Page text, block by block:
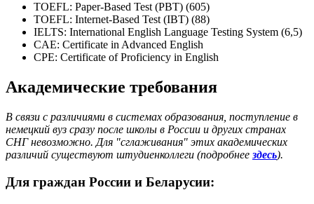
TOEFL: Paper-Based Test (PBT) (605)
TOEFL: Internet-Based Test (IBT) (88)
IELTS: International English Language Testing System (6,5)
CAE: Certificate in Advanced English
CPE: Certificate of Proficiency in English
Академические требования
В связи с различиями в системах образования, поступление в
немецкий вуз сразу после школы в России и других странах
СНГ невозможно. Для "сглаживания" этих академических
различий существуют штудиенколлеги (подробнее здесь).
Для граждан России и Беларусии: